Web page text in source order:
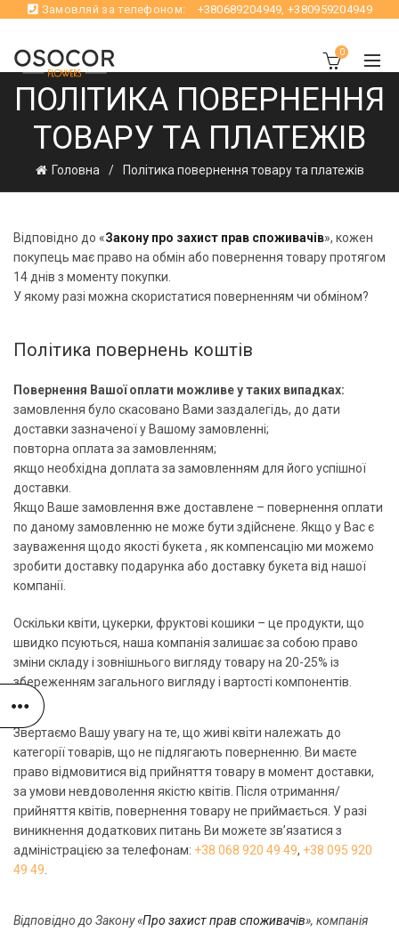
Замовляй за телефоном: +380689204949,+380959204949
0
ПОЛІТИКА ПОВЕРНЕННЯ
ТОВАРУ ТА ПЛАТЕЖІВ
Головна Політика повернення товару та платежів
Відповідно до «Закону про захист прав споживачів», кожен
покупець має право на обмін або повернення товару протягом
14 днів з моменту покупки.
У якому разі можна скористатися поверненням чи обміном?
Політика повернень коштів
Повернення Вашої оплати можливе у таких випадках:
замовлення було скасовано Вами заздалегідь, до дати
доставки зазначеної у Вашому замовленні;
повторна оплата за замовленням;
якщо необхідна доплата за замовленням для його успішної
доставки.
Якщо Ваше замовлення вже доставлене – повернення оплати
по даному замовленню не може бути здійснене. Якщо у Вас є
зауваження щодо якості букета , як компенсацію ми можемо
зробити доставку подарунка або доставку букета від нашої
компанії.
Оскільки квіти, цукерки, фруктові кошики – це продукти, що
швидко псуються, наша компанія залишає за собою право
зміни складу і зовнішнього вигляду товару на 20-25% із
збереженням загального вигляду і вартості компонентів.
Звертаємо Вашу увагу на те, що живі квіти належать до
категорії товарів, що не підлягають поверненню. Ви маєте
право відмовитися від прийняття товару в момент доставки,
за умови невдоволення якістю квітів. Після отримання/
прийняття квітів, повернення товару не приймається. У разі
виникнення додаткових питань Ви можете зв’язатися з
адміністрацією за телефонам: +38 068 920 49 49, +38 095 920
49 49
Відповідно до Закону «Про захист прав споживачів», компанія